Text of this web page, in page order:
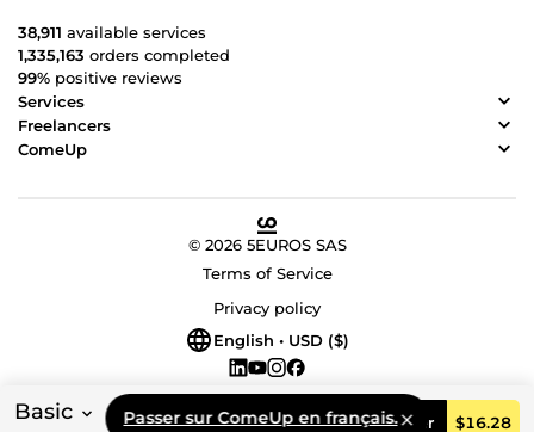
Basic Order $16.28
Passer sur ComeUp en français.
38,911 available services
1,335,163 orders completed
99% positive reviews
Services
Freelancers
ComeUp
© 2026 5EUROS SAS
Terms of Service
Privacy policy
English • USD ($)